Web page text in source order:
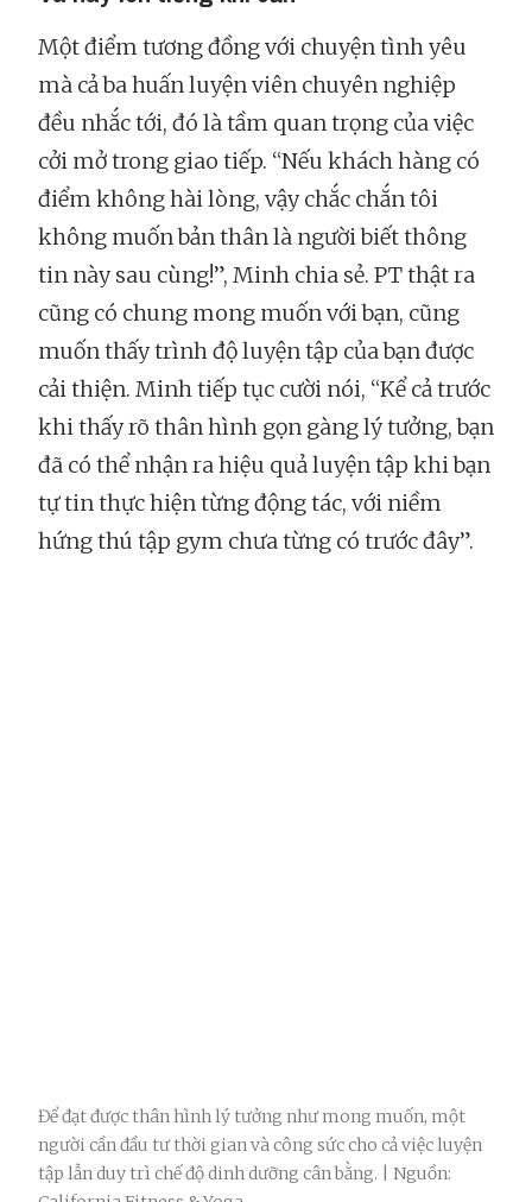
Một điểm tương đồng với chuyện tình yêu
mà cả ba huấn luyện viên chuyên nghiệp
đều nhắc tới, đó là tầm quan trọng của việc
cởi mở trong giao tiếp. “Nếu khách hàng có
điểm không hài lòng, vậy chắc chắn tôi
không muốn bản thân là người biết thông
tin này sau cùng!”, Minh chia sẻ. PT thật ra
cũng có chung mong muốn với bạn, cũng
muốn thấy trình độ luyện tập của bạn được
cải thiện. Minh tiếp tục cười nói, “Kể cả trước
khi thấy rõ thân hình gọn gàng lý tưởng, bạn
đã có thể nhận ra hiệu quả luyện tập khi bạn
tự tin thực hiện từng động tác, với niềm
hứng thú tập gym chưa từng có trước đây”.
Để đạt được thân hình lý tưởng như mong muốn, một
người cần đầu tư thời gian và công sức cho cả việc luyện
tập lẫn duy trì chế độ dinh dưỡng cân bằng. | Nguồn: